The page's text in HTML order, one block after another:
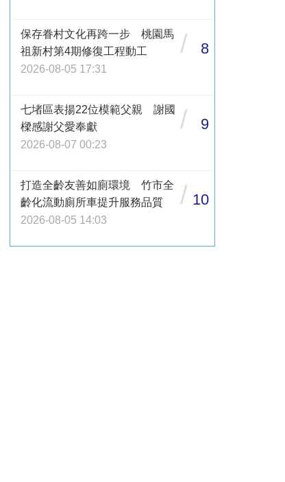
保存眷村文化再跨一步 桃園馬
祖新村第4期修復工程動工
2026-08-05 17:31
/ 8
七堵區表揚22位模範父親 謝國
樑感謝父愛奉獻
2026-08-07 00:23
/ 9
打造全齡友善如廁環境 竹市全
齡化流動廁所車提升服務品質
2026-08-05 14:03
/ 10